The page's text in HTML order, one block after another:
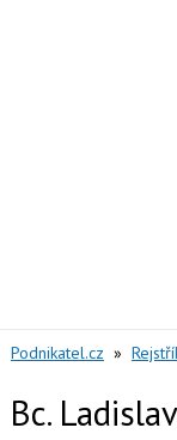
Podnikatel.cz »
Bc.